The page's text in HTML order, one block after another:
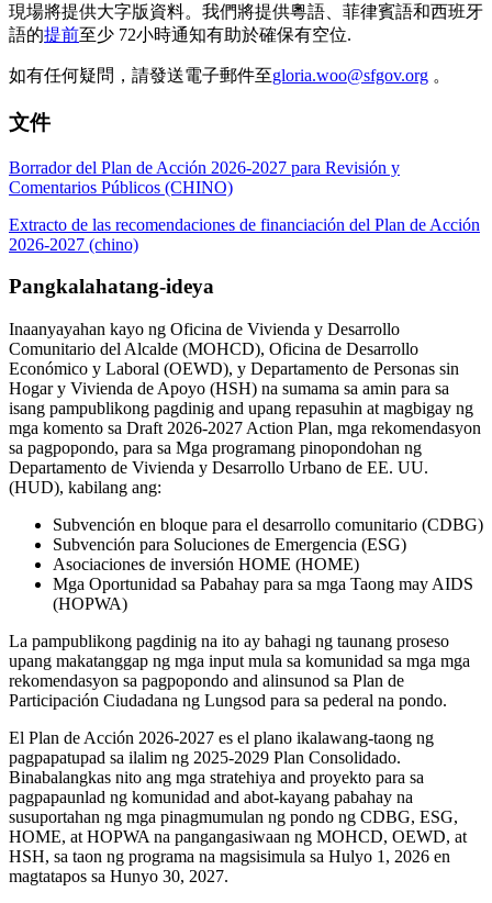
現場將提供大字版資料。我們將提供粵語、菲律賓語和西班牙
語的提前至少 72小時通知有助於確保有空位.
如有任何疑問，請發送電子郵件至gloria.woo@sfgov.org 。
文件
Borrador del Plan de Acción 2026-2027 para Revisión y
Comentarios Públicos (CHINO)
Extracto de las recomendaciones de financiación del Plan de Acción
2026-2027 (chino)
Pangkalahatang-ideya
Inaanyayahan kayo ng Oficina de Vivienda y Desarrollo
Comunitario del Alcalde (MOHCD), Oficina de Desarrollo
Económico y Laboral (OEWD), y Departamento de Personas sin
Hogar y Vivienda de Apoyo (HSH) na sumama sa amin para sa
isang pampublikong pagdinig and upang repasuhin at magbigay ng
mga komento sa Draft 2026-2027 Action Plan, mga rekomendasyon
sa pagpopondo, para sa Mga programang pinopondohan ng
Departamento de Vivienda y Desarrollo Urbano de EE. UU.
(HUD), kabilang ang:
Subvención en bloque para el desarrollo comunitario (CDBG)
Subvención para Soluciones de Emergencia (ESG)
Asociaciones de inversión HOME (HOME)
Mga Oportunidad sa Pabahay para sa mga Taong may AIDS
(HOPWA)
La pampublikong pagdinig na ito ay bahagi ng taunang proseso
upang makatanggap ng mga input mula sa komunidad sa mga mga
rekomendasyon sa pagpopondo and alinsunod sa Plan de
Participación Ciudadana ng Lungsod para sa pederal na pondo.
El Plan de Acción 2026-2027 es el plano ikalawang-taong ng
pagpapatupad sa ilalim ng 2025-2029 Plan Consolidado.
Binabalangkas nito ang mga stratehiya and proyekto para sa
pagpapaunlad ng komunidad and abot-kayang pabahay na
susuportahan ng mga pinagmumulan ng pondo ng CDBG, ESG,
HOME, at HOPWA na pangangasiwaan ng MOHCD, OEWD, at
HSH, sa taon ng programa na magsisimula sa Hulyo 1, 2026 en
magtatapos sa Hunyo 30, 2027.